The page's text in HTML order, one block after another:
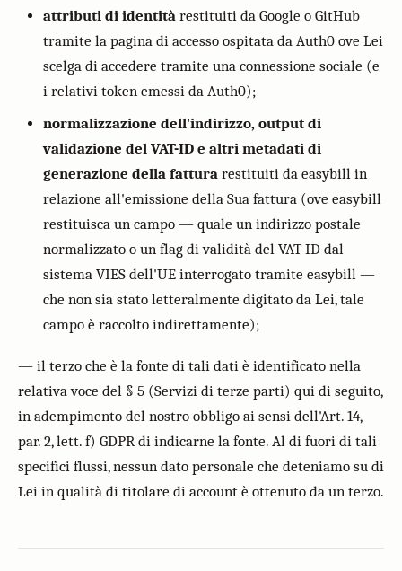
attributi di identità restituiti da Google o GitHub
tramite la pagina di accesso ospitata da Auth0 ove Lei
scelga di accedere tramite una connessione sociale (e
i relativi token emessi da Auth0);
normalizzazione dell'indirizzo, output di
validazione del VAT-ID e altri metadati di
generazione della fattura restituiti da easybill in
relazione all'emissione della Sua fattura (ove easybill
restituisca un campo — quale un indirizzo postale
normalizzato o un flag di validità del VAT-ID dal
sistema VIES dell'UE interrogato tramite easybill —
che non sia stato letteralmente digitato da Lei, tale
campo è raccolto indirettamente);
— il terzo che è la fonte di tali dati è identificato nella
relativa voce del § 5 (Servizi di terze parti) qui di seguito,
in adempimento del nostro obbligo ai sensi dell'Art. 14,
par. 2, lett. f) GDPR di indicarne la fonte. Al di fuori di tali
specifici flussi, nessun dato personale che deteniamo su di
Lei in qualità di titolare di account è ottenuto da un terzo.